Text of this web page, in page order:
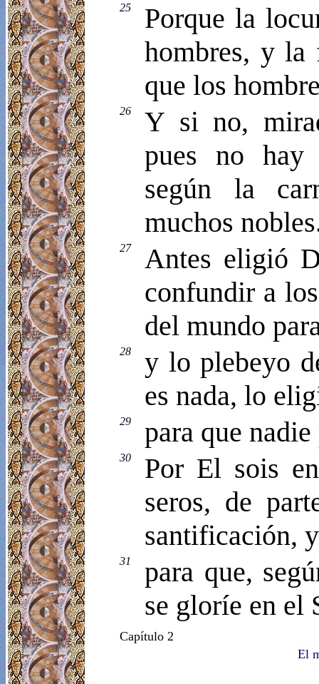
25
Porque la
hombres, y la
que los
26
Y si no,
pues no hay
según la
muchos
27
Antes eligió
confundir a
del mundo
28
y lo plebeyo
es nada, lo
29 para que
30
Por El sois
seros, de
santificación,
31
para que,
se gloríe en el
Capítulo 2
El